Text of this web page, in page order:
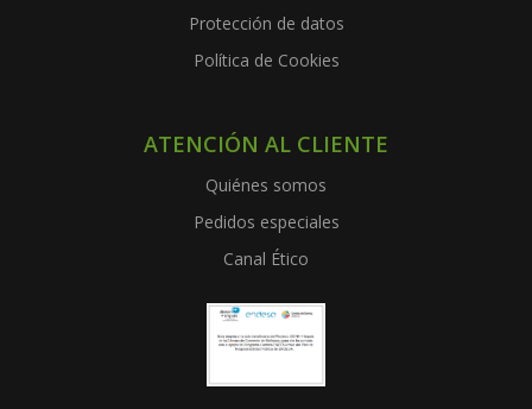
Protección de datos
Política de Cookies
ATENCIÓN AL CLIENTE
Quiénes somos
Pedidos especiales
Canal Ético